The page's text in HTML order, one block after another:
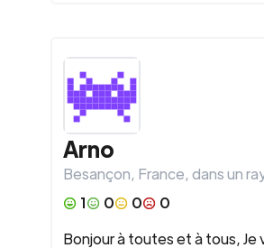
Arno
Besançon, France, dans un
1
0 0
0
Bonjour à toutes et à tous, Je